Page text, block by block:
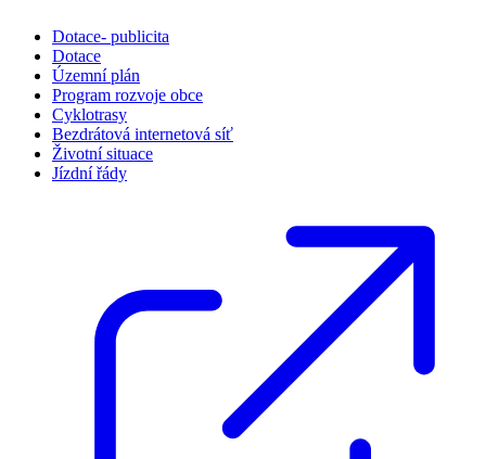
Dotace- publicita
Dotace
Územní plán
Program rozvoje obce
Cyklotrasy
Bezdrátová internetová síť
Životní situace
Jízdní řády